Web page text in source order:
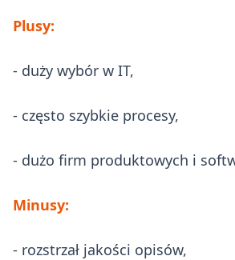
Plusy:
- duży wybór w IT,
- często szybkie procesy,
- dużo firm produktowych i
Minusy:
- rozstrzał jakości opisów,